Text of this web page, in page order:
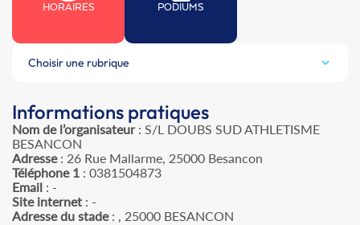
HORAIRES PODIUMS
Choisir une rubrique
Informations pratiques
Nom de l’organisateur: S/L DOUBS SUD ATHLETISME
BESANCON
Adresse: 26 Rue Mallarme, 25000 Besancon
Téléphone 1 : 0381504873
Email : -
Site internet : -
Adresse du stade: , 25000 BESANCON